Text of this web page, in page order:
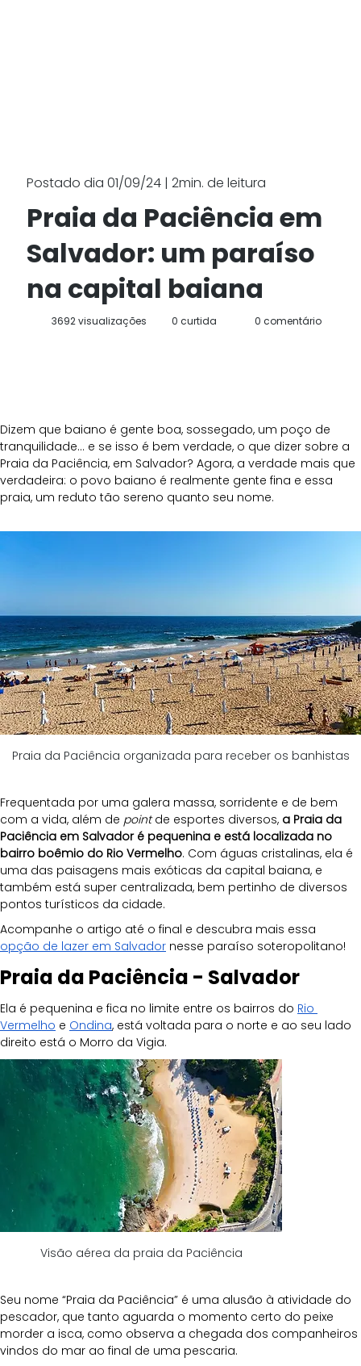
Postado dia 01/09/24 | 2min. de leitura
Praia da Paciência em
Salvador: um paraíso
na capital baiana
0 comentário
0 curtida
3692 visualizações
Dizem que baiano é gente boa, sossegado, um poço de
tranquilidade… e se isso é bem verdade, o que dizer sobre a
Praia da Paciência, em Salvador? Agora, a verdade mais que
verdadeira: o povo baiano é realmente gente fina e essa
praia, um reduto tão sereno quanto seu nome.
Praia da Paciência organizada para receber os banhistas
Frequentada por uma galera massa, sorridente e de bem
com a vida, além de point de esportes diversos, a Praia da
Paciência em Salvador é pequenina e está localizada no
bairro boêmio do Rio Vermelho. Com águas cristalinas, ela é
uma das paisagens mais exóticas da capital baiana, e
também está super centralizada, bem pertinho de diversos
pontos turísticos da cidade.
Acompanhe o artigo até o final e descubra mais essa
opção de lazer em Salvador nesse paraíso soteropolitano!
Praia da Paciência - Salvador
Ela é pequenina e fica no limite entre os bairros do Rio
Vermelho e Ondina, está voltada para o norte e ao seu lado
direito está o Morro da Vigia.
Visão aérea da praia da Paciência
Seu nome “Praia da Paciência” é uma alusão à atividade do
pescador, que tanto aguarda o momento certo do peixe
morder a isca, como observa a chegada dos companheiros
vindos do mar ao final de uma pescaria.